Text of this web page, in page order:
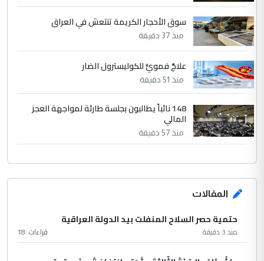
سوق الأحجار الكريمة تنتعش في العراق
منذ 37 دقيقة
علاجٌ فمويٌّ للكوليسترول الضار
منذ 51 دقيقة
148 نائباً يطالبون بجلسة طارئة لمواجهة العجز
المالي
منذ 57 دقيقة
المقالات
حتمية حصر السلاح المنفلت بيد الدولة العراقية
منذ 3 دقيقة قراءات :18